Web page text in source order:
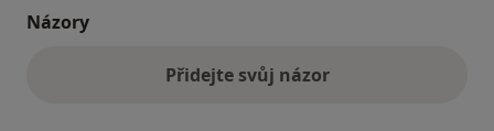
Názory
Přidejte svůj názor